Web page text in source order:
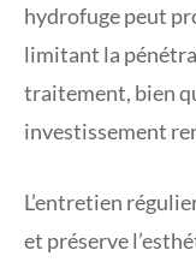
hydrofuge peut
limitant la
traitement, bien
investissement
L’entretien
et préserve